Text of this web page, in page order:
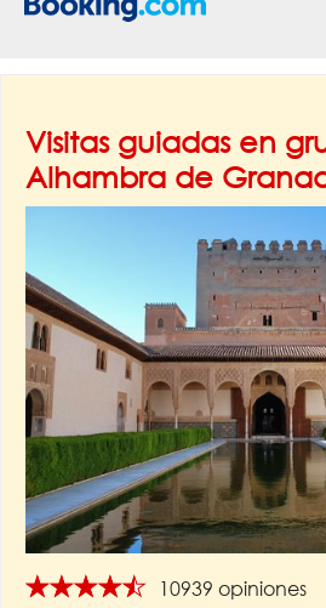
Visitas guiadas en
Alhambra de
★★★★★ 10939 opiniones